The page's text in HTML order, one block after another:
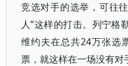
竞选对手的选举，可往
人”这样的打击。列宁格
维约夫在总共24万张选
票，就这样在一场没有对